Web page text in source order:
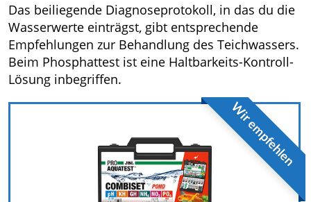
Das beiliegende Diagnoseprotokoll, in das du die
Wasserwerte einträgst, gibt entsprechende
Empfehlungen zur Behandlung des Teichwassers.
Beim Phosphattest ist eine Haltbarkeits-Kontroll-
Lösung inbegriffen.
Wir empfehlen